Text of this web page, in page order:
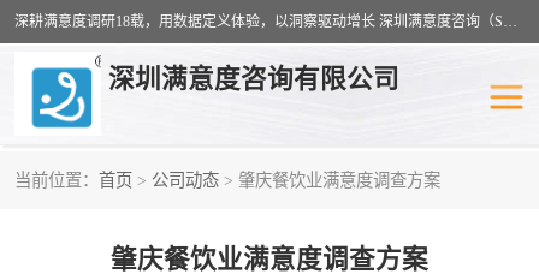
深耕满意度调研18载，用数据定义体验，以洞察驱动增长 深圳满意度咨询（SSC）：十八年专注，丈量每一份体验。
深圳满意度咨询有限公司
当前位置： 首页 > 公司动态 > 肇庆餐饮业满意度调查方案
肇庆餐饮业满意度调查方案
客户满意度调查 医疗服务业满意度